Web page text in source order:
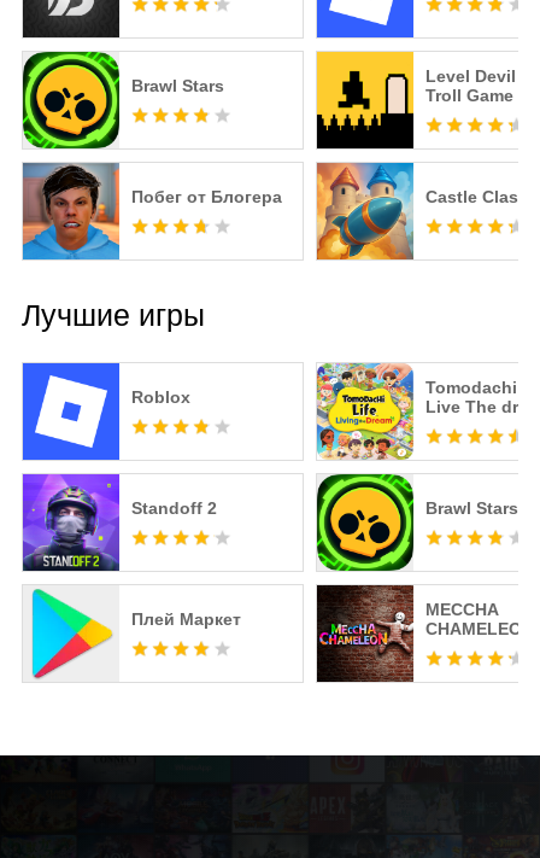
Brawl Stars
Level Devil -
Troll Game
Побег от Блогера Castle
Лучшие игры
Roblox
Standoff 2
Плей Маркет
Tomodachi
Live The
Brawl Stars
MECCHA
CHAMELEON